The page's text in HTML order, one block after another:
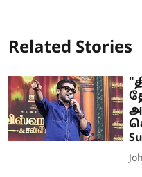
Related Stories